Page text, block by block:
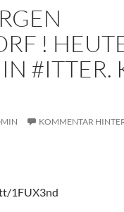
!
IN
KOMMENTAR
1FUX3nd